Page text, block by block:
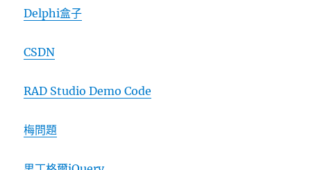
Delphi盒子
CSDN
RAD Studio Demo Code
梅問題